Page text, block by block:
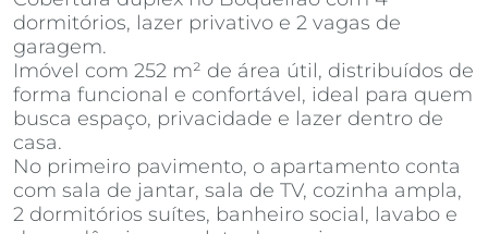
dormitórios, lazer privativo e 2 vagas de
garagem.
Imóvel com 252 m² de área útil, distribuídos de
forma funcional e confortável, ideal para quem
busca espaço, privacidade e lazer dentro de
casa.
No primeiro pavimento, o apartamento conta
com sala de jantar, sala de TV, cozinha ampla,
2 dormitórios suítes, banheiro social, lavabo e